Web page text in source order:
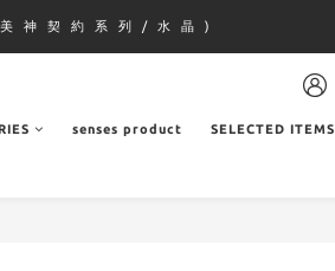
神 契 約 系 列 / 水 晶 )
senses product SELECTED ITEMS